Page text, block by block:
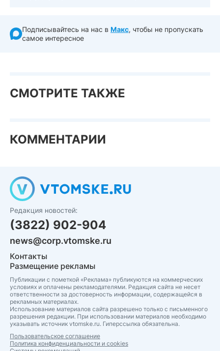
Подписывайтесь на нас в Макс, чтобы не пропускать
самое интересное
СМОТРИТЕ ТАКЖЕ
КОММЕНТАРИИ
Редакция новостей:
(3822) 902-904
news@corp.vtomske.ru
Контакты
Размещение рекламы
Публикации с пометкой «Реклама» публикуются на коммерческих
условиях и оплачены рекламодателями. Редакция сайта не несет
ответственности за достоверность информации, содержащейся в
рекламных материалах.
Использование материалов сайта разрешено только с письменного
разрешения редакции. При использовании материалов необходимо
указывать источник vtomske.ru. Гиперссылка обязательна.
Пользовательское соглашение
Политика конфиденциальности и cookies